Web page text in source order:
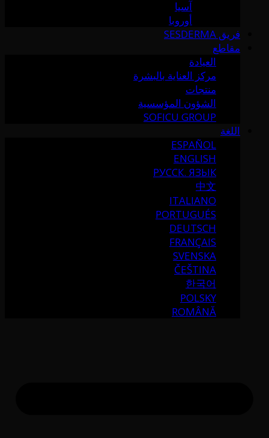
آسيا
أوروبا
فريق SESDERMA
مقاطع
العيادة
مركز العناية بالبشرة
منتجات
الشؤون المؤسسية
SOFICU GROUP
اللغة
ESPAÑOL
ENGLISH
РУССК. ЯЗЫК
中文
ITALIANO
PORTUGUÉS
DEUTSCH
FRANÇAIS
SVENSKA
ČEŠTINA
한국어
POLSKY
ROMÂNĂ